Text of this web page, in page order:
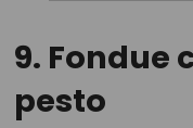
9. Fondue
pesto